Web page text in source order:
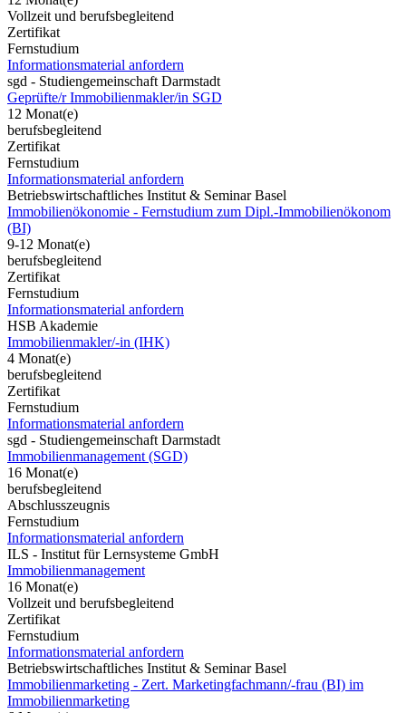
Vollzeit und berufsbegleitend
Zertifikat
Fernstudium
Informationsmaterial anfordern
sgd - Studiengemeinschaft Darmstadt
Geprüfte/r Immobilienmakler/in SGD
12 Monat(e)
berufsbegleitend
Zertifikat
Fernstudium
Informationsmaterial anfordern
Betriebswirtschaftliches Institut & Seminar Basel
Immobilienökonomie - Fernstudium zum Dipl.-Immobilienökonom
(BI)
9-12 Monat(e)
berufsbegleitend
Zertifikat
Fernstudium
Informationsmaterial anfordern
HSB Akademie
Immobilienmakler/-in (IHK)
4 Monat(e)
berufsbegleitend
Zertifikat
Fernstudium
Informationsmaterial anfordern
sgd - Studiengemeinschaft Darmstadt
Immobilienmanagement (SGD)
16 Monat(e)
berufsbegleitend
Abschlusszeugnis
Fernstudium
Informationsmaterial anfordern
ILS - Institut für Lernsysteme GmbH
Immobilienmanagement
16 Monat(e)
Vollzeit und berufsbegleitend
Zertifikat
Fernstudium
Informationsmaterial anfordern
Betriebswirtschaftliches Institut & Seminar Basel
Immobilienmarketing - Zert. Marketingfachmann/-frau (BI) im
Immobilienmarketing